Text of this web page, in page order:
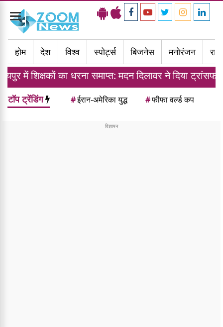
Toggle
navigation
होम
देश विश्व स्पोर्ट्स बिजनेस मनोरंजन
धरना समाप्त: मदन दिलावर ने दिया ट्रांसफर नीति का
टॉप ट्रेंडिंग #ईरान-अमेरिका युद्ध #फीफा वर्ल्ड कप